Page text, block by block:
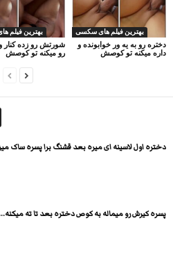
بهترین فیلم
شورتش رو زده کنار
رو میکنه تو کوصش
بهترین فیلم های سکسی
دختره رو به یه ور خوابونده و
داره میکنه تو کوصش
دختره اول لاسینه ای میره بعد قشنگ برا پسره ساک
پسره کیرش رو میماله به کوص دختره بعد تا ته میکنه...